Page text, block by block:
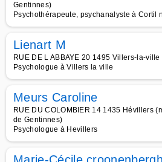
Gentinnes)
Psychothérapeute, psychanalyste à Cortil
Lienart M
RUE DE L ABBAYE 20 1495 Villers-la-
Psychologue à Villers la ville
Meurs Caroline
RUE DU COLOMBIER 14 1435 Hévillers
de Gentinnes)
Psychologue à Hevillers